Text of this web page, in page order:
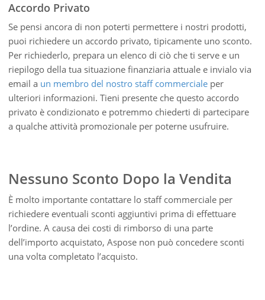
Accordo Privato
Se pensi ancora di non poterti permettere i nostri prodotti,
puoi richiedere un accordo privato, tipicamente uno sconto.
Per richiederlo, prepara un elenco di ciò che ti serve e un
riepilogo della tua situazione finanziaria attuale e invialo via
email a un membro del nostro staff commerciale per
ulteriori informazioni. Tieni presente che questo accordo
privato è condizionato e potremmo chiederti di partecipare
a qualche attività promozionale per poterne usufruire.
Nessuno Sconto Dopo la Vendita
È molto importante contattare lo staff commerciale per
richiedere eventuali sconti aggiuntivi prima di effettuare
l’ordine. A causa dei costi di rimborso di una parte
dell’importo acquistato, Aspose non può concedere sconti
una volta completato l’acquisto.